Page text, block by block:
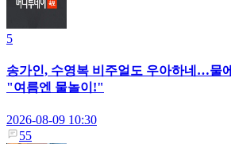
5
송가인, 수영복 비주얼도 우아하네…물
"여름엔 물놀이!"
2026-08-09 10:30
55